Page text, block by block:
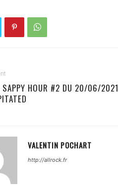
SAPPY HOUR #2 DU 20/06/2021
VALENTIN POCHART
http://allrock.fr